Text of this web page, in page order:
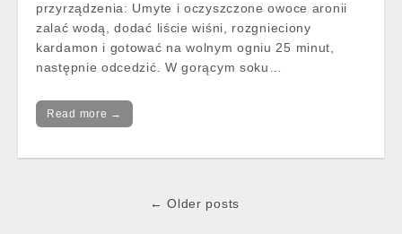
przyrządzenia: Umyte i oczyszczone owoce aronii
zalać wodą, dodać liście wiśni, rozgnieciony
kardamon i gotować na wolnym ogniu 25 minut,
następnie odcedzić. W gorącym soku…
Read more →
← Older posts